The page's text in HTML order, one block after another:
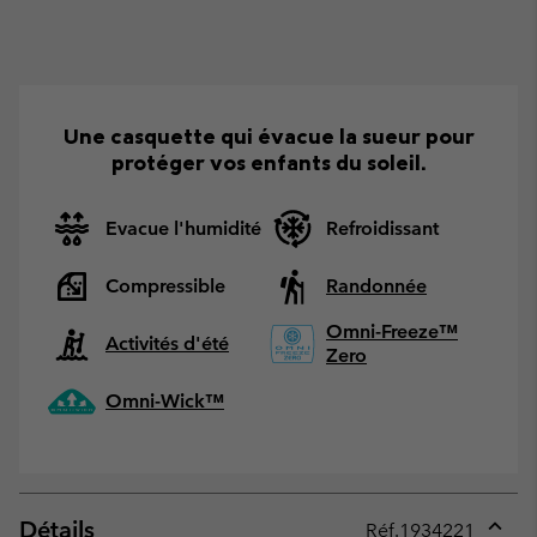
Une casquette qui évacue la sueur pour
protéger vos enfants du soleil.
Evacue l'humidité Refroidissant
Compressible Randonnée
Activités d'été
Omni-Freeze™
Zero
Omni-Wick™
Détails Réf.1934221